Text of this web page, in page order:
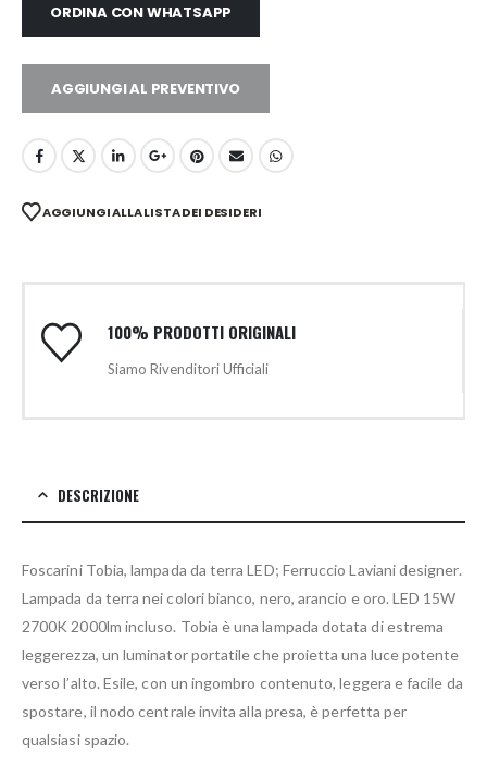
ORDINA CON WHATSAPP
AGGIUNGI AL PREVENTIVO
AGGIUNGI ALLA LISTA DEI DESIDERI
100% PRODOTTI ORIGINALI
Siamo Rivenditori Ufficiali
DESCRIZIONE
Foscarini Tobia, lampada da terra LED; Ferruccio Laviani designer.
Lampada da terra nei colori bianco, nero, arancio e oro. LED 15W
2700K 2000lm incluso. Tobia è una lampada dotata di estrema
leggerezza, un luminator portatile che proietta una luce potente
verso l’alto. Esile, con un ingombro contenuto, leggera e facile da
spostare, il nodo centrale invita alla presa, è perfetta per
qualsiasi spazio.